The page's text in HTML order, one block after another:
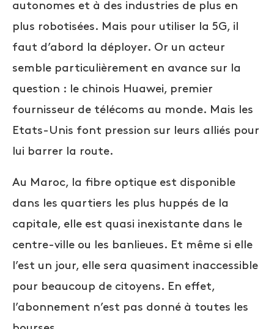
autonomes et à des industries de plus en
plus robotisées. Mais pour utiliser la 5G, il
faut d’abord la déployer. Or un acteur
semble particulièrement en avance sur la
question : le chinois Huawei, premier
fournisseur de télécoms au monde. Mais les
Etats-Unis font pression sur leurs alliés pour
lui barrer la route.
Au Maroc, la fibre optique est disponible
dans les quartiers les plus huppés de la
capitale, elle est quasi inexistante dans le
centre-ville ou les banlieues. Et même si elle
l’est un jour, elle sera quasiment inaccessible
pour beaucoup de citoyens. En effet,
l’abonnement n’est pas donné à toutes les